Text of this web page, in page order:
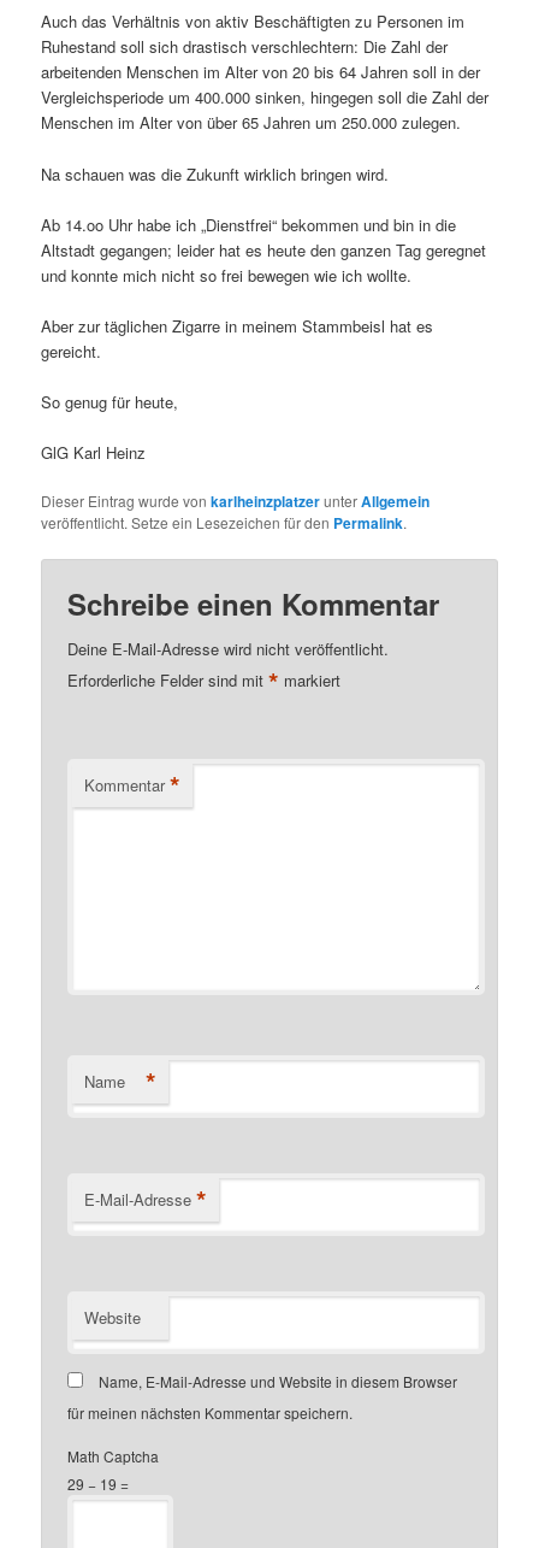
Auch das Verhältnis von aktiv Beschäftigten zu Personen im
Ruhestand soll sich drastisch verschlechtern: Die Zahl der
arbeitenden Menschen im Alter von 20 bis 64 Jahren soll in der
Vergleichsperiode um 400.000 sinken, hingegen soll die Zahl der
Menschen im Alter von über 65 Jahren um 250.000 zulegen.
Na schauen was die Zukunft wirklich bringen wird.
Ab 14.oo Uhr habe ich „Dienstfrei“ bekommen und bin in die
Altstadt gegangen; leider hat es heute den ganzen Tag geregnet
und konnte mich nicht so frei bewegen wie ich wollte.
Aber zur täglichen Zigarre in meinem Stammbeisl hat es
gereicht.
So genug für heute,
GlG Karl Heinz
Dieser Eintrag wurde vonkarlheinzplatzerunterAllgemein
veröffentlicht. Setze ein Lesezeichen für den Permalink.
Schreibe einen Kommentar
Deine E-Mail-Adresse wird nicht veröffentlicht.
Erforderliche Felder sind mit* markiert
Kommentar *
Name *
E-Mail-Adresse *
Website
Name, E-Mail-Adresse und Website in diesem Browser
für meinen nächsten Kommentar speichern.
Math Captcha
29 − 19 =